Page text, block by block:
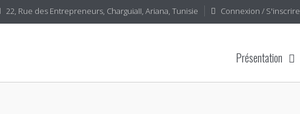
22, Rue des Entrepreneurs, CharguiaII, Ariana, Tunisie Connexion / S'inscrire
Présentation